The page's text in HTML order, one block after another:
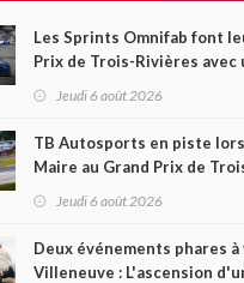
Les Sprints Omnifab font
Prix de Trois-Rivières
Jeudi 6 août 2026
TB Autosports en piste
Maire au Grand Prix de
Jeudi 6 août 2026
Deux événements phares
Villeneuve : L'ascension